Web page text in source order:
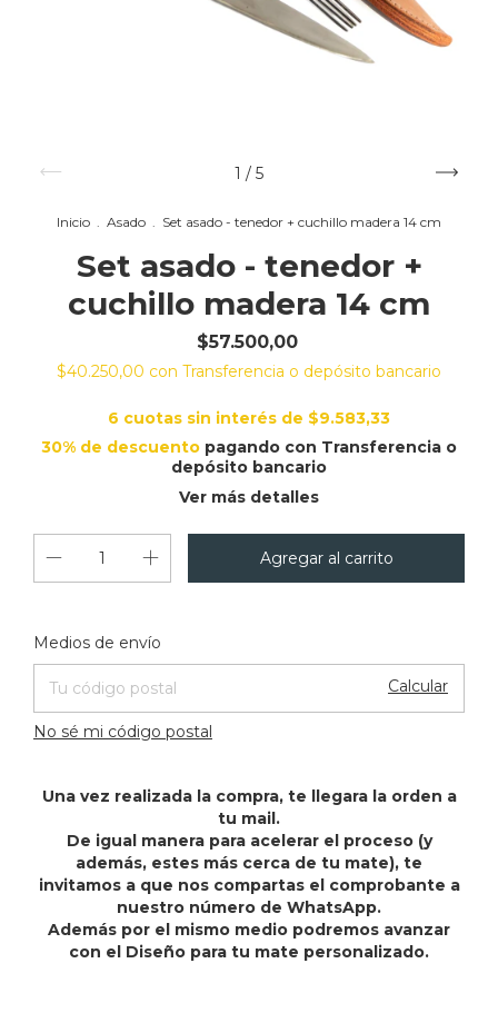
1 / 5
Inicio . Asado . Set asado - tenedor + cuchillo madera 14 cm
Set asado - tenedor +
cuchillo madera 14 cm
$57.500,00
$40.250,00 con Transferencia o depósito bancario
6 cuotas sin interés de $9.583,33
30% de descuento pagando con Transferencia o
depósito bancario
Ver más detalles
Entregas para el CP:
Medios de envío
Calcular
No sé mi código postal
Una vez realizada la compra, te llegara la orden a
tu mail.
De igual manera para acelerar el proceso (y
además, estes más cerca de tu mate), te
invitamos a que nos compartas el comprobante a
nuestro número de WhatsApp.
Además por el mismo medio podremos avanzar
con el Diseño para tu mate personalizado.